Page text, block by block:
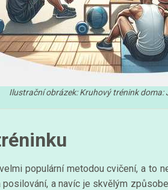
Ilustrační obrázek: Kruhový trénink doma:
populární metodou cvičení, a to
a navíc je skvělým